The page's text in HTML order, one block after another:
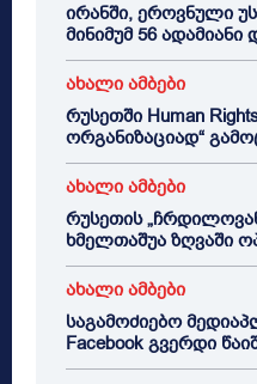
ირანში, ეროვნული
მინიმუმ 56
ახალი ამბები
რუსეთში Human
ორგანიზაციად“
ახალი ამბები
რუსეთის
ხმელთაშუა ზღვაში
ახალი ამბები
საგამოძიებო
Facebook გვერდი